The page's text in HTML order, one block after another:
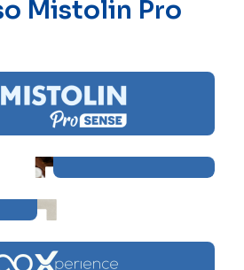
Mistolin Pro